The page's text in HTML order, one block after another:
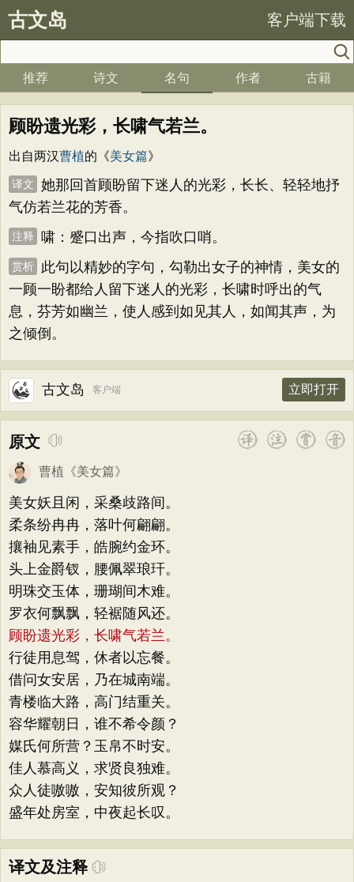
古文岛 客户端下载
推荐 诗文 名句 作者 古籍
顾盼遗光彩，长啸气若兰。
出自两汉曹植的《美女篇》
译文
她那回首顾盼留下迷人的光彩，长长、轻轻地抒
气仿若兰花的芳香。
注释 啸：蹙口出声，今指吹口哨。
赏析
此句以精妙的字句，勾勒出女子的神情，美女的
一顾一盼都给人留下迷人的光彩，长啸时呼出的气
息，芬芳如幽兰，使人感到如见其人，如闻其声，为
之倾倒。
古文岛 客户端 立即打开
原文
曹植 《美女篇》
美女妖且闲，采桑歧路间。
柔条纷冉冉，落叶何翩翩。
攘袖见素手，皓腕约金环。
头上金爵钗，腰佩翠琅玕。
明珠交玉体，珊瑚间木难。
罗衣何飘飘，轻裾随风还。
顾盼遗光彩，长啸气若兰。
行徒用息驾，休者以忘餐。
借问女安居，乃在城南端。
青楼临大路，高门结重关。
容华耀朝日，谁不希令颜？
媒氏何所营？玉帛不时安。
佳人慕高义，求贤良独难。
众人徒嗷嗷，安知彼所观？
盛年处房室，中夜起长叹。
译文及注释